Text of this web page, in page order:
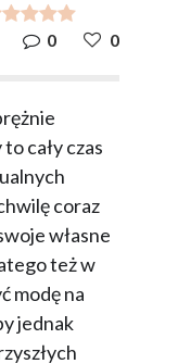
0
0
cały czas
coraz
własne
też w
modę na
jednak